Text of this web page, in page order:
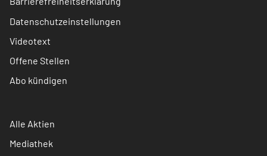
Datenschutzeinstellungen
Videotext
Offene Stellen
Abo kündigen
Alle Aktien
Mediathek